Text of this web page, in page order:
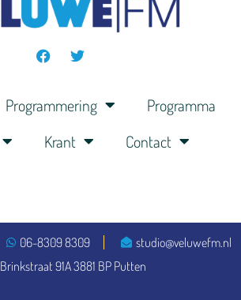
Programmering
Programma
Krant Contact
06-8309 8309
studio@veluwefm.nl
Brinkstraat 91A 3881 BP Putten